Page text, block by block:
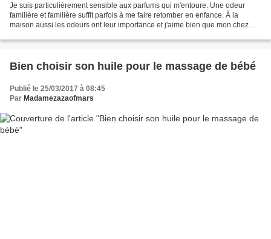
Je suis particulièrement sensible aux parfums qui m'entoure. Une odeur
familière et familière suffit parfois à me faire retomber en enfance. À la
maison aussi les odeurs ont leur importance et j'aime bien que mon chez
Bien choisir son huile pour le massage de bébé
Publié le 25/03/2017 à 08:45
Par Madamezazaofmars